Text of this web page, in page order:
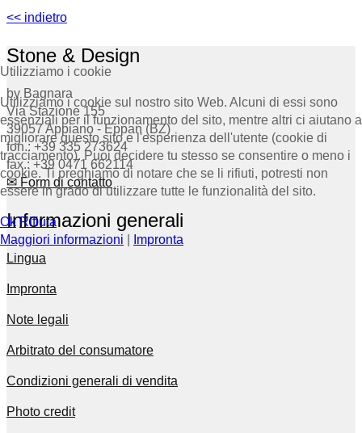
<< indietro
Stone & Design
by Bagnara
Via Stazione 155
39057 Appiano - Eppan (BZ)
fon.: +39 335 273624
fax.: +39 0471 662114
✉ Form di contatto
Informazioni generali
Lingua
Impronta
Note legali
Arbitrato del consumatore
Condizioni generali di vendita
Photo credit
Utilizziamo i cookie
Utilizziamo i cookie sul nostro sito Web. Alcuni di essi sono
essenziali per il funzionamento del sito, mentre altri ci aiutano a
migliorare questo sito e l'esperienza dell'utente (cookie di
tracciamento). Puoi decidere tu stesso se consentire o meno i
cookie. Ti preghiamo di notare che se li rifiuti, potresti non
essere in grado di utilizzare tutte le funzionalità del sito.
Ok Rifiuta
Maggiori informazioni
Impronta